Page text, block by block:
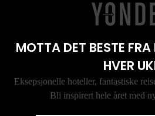
MOTTA DET BESTE FRA
HVER
Eksepsjonelle hoteller, fantastiske
Bli inspirert hele året med